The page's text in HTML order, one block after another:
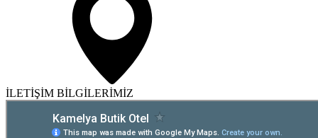
İLETİŞİM BİLGİLERİMİZ